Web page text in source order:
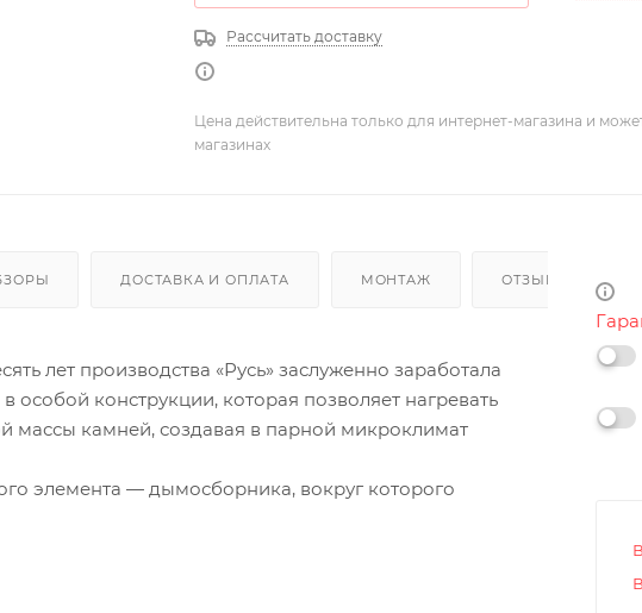
Рассчитать доставку
Цена действительна только для интернет-магазина и
магазинах
ДОСТАВКА И ОПЛАТА МОНТАЖ ОТЗЫВЫ
лет производства «Русь» заслуженно заработала
конструкции, которая позволяет нагревать
массы камней, создавая в парной микроклимат
элемента — дымосборника, вокруг которого